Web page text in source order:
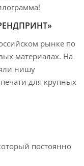
рынке по
материалах. На
нишу
для крупных
постоянно